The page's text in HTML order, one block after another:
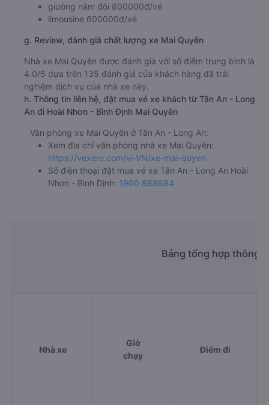
giường nằm đôi 800000đ/vé
limousine 600000đ/vé
g. Review, đánh giá chất lượng xe Mai Quyên
Nhà xe Mai Quyên được đánh giá với số điểm trung bình là
4.0/5 dựa trên 135 đánh giá của khách hàng đã trải
nghiệm dịch vụ của nhà xe này.
h. Thông tin liên hệ, đặt mua vé xe khách từ Tân An - Long
An đi Hoài Nhơn - Bình Định Mai Quyên
Văn phòng xe Mai Quyên ở Tân An - Long An:
Xem địa chỉ văn phòng nhà xe Mai Quyên:
https://vexere.com/vi-VN/xe-mai-quyen
Số điện thoại đặt mua vé xe Tân An - Long An Hoài
Nhơn - Bình Định: 1900 888684
Bảng tổng hợp thông
Nhà xe
Giờ
chạy
Điểm đi